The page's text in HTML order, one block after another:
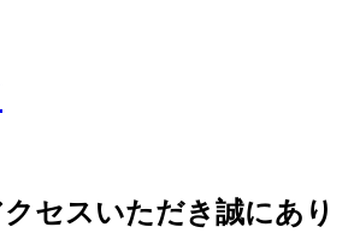
セスいただき誠にあり